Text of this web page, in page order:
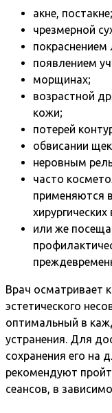
акне, постакне;
чрезмерной
покраснением
появлением
морщинах;
возрастной
кожи;
потерей
обвисании
неровным
часто
применяются
или же
Врач осматривает
эстетического
оптимальный в
устранения. Для
сохранения его на
рекомендуют
сеансов, в